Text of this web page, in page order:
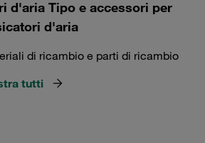
d'aria Tipo e accessori per
d'aria
di ricambio e parti di ricambio
tutti